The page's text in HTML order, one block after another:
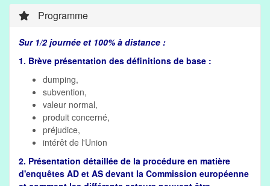
Programme
Sur 1/2 journée et 100% à distance :
1. Brève présentation des définitions de base :
dumping,
subvention,
valeur normal,
produit concerné,
préjudice,
intérêt de l'Union
2. Présentation détaillée de la procédure en matière
d'enquêtes AD et AS devant la Commission européenne